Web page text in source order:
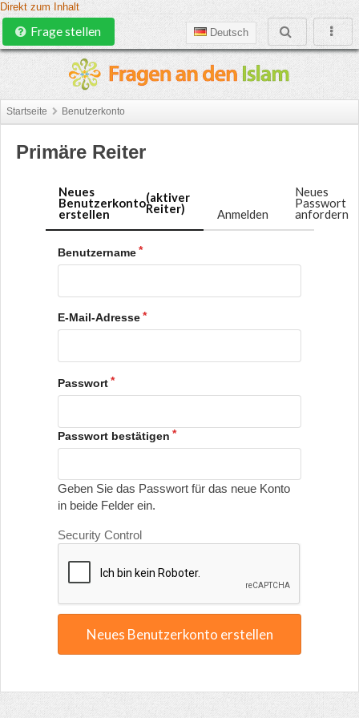
Direkt zum Inhalt
Deutsch
Frage stellen
Startseite Benutzerkonto
Primäre Reiter
Neues
Benutzerkonto
erstellen
(aktiver
Reiter) Anmelden
Neues
Passwort
anfordern
Benutzername
E-Mail-Adresse
Passwort
Passwort bestätigen
Geben Sie das Passwort für das neue Konto
in beide Felder ein.
Security Control